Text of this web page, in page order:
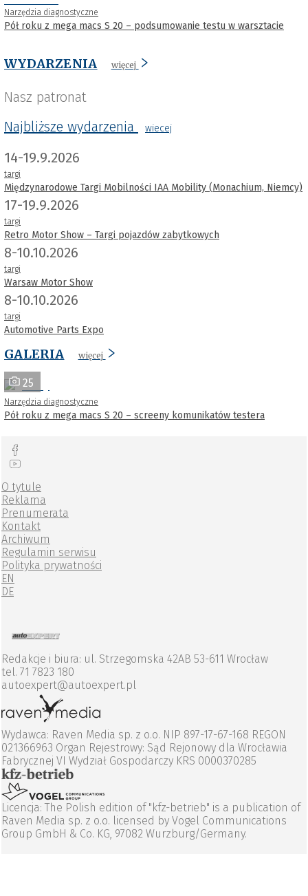
Narzędzia diagnostyczne
Pół roku z mega macs S 20 – podsumowanie testu w warsztacie
WYDARZENIA więcej
Nasz patronat
Najbliższe wydarzenia
wiecej
14-19.9.2026
targi
Międzynarodowe Targi Mobilności IAA Mobility (Monachium, Niemcy)
17-19.9.2026
targi
Retro Motor Show – Targi pojazdów zabytkowych
8-10.10.2026
targi
Warsaw Motor Show
8-10.10.2026
targi
Automotive Parts Expo
GALERIA więcej
25
Narzędzia diagnostyczne
Pół roku z mega macs S 20 – screeny komunikatów testera
O tytule
Reklama
Prenumerata
Kontakt
Archiwum
Regulamin serwisu
Polityka prywatności
EN
DE
Redakcje i biura: ul. Strzegomska 42AB 53-611 Wrocław
tel. 71 7823 180
autoexpert@autoexpert.pl
Wydawca: Raven Media sp. z o.o. NIP 897-17-67-168 REGON
021366963 Organ Rejestrowy: Sąd Rejonowy dla Wrocławia
Fabrycznej VI Wydział Gospodarczy KRS 0000370285
Licencja: The Polish edition of "kfz-betrieb" is a publication of
Raven Media sp. z o.o. licensed by Vogel Communications
Group GmbH & Co. KG, 97082 Wurzburg/Germany.